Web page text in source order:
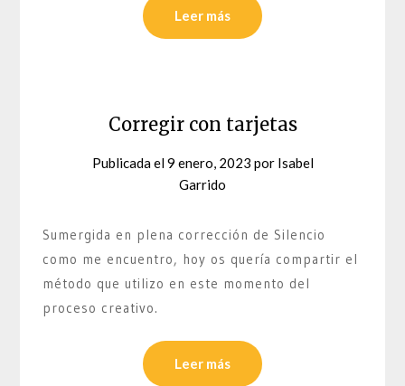
Leer más
Corregir con tarjetas
Publicada el9 enero, 2023 por Isabel
Garrido
Sumergida en plena corrección de Silencio
como me encuentro, hoy os quería compartir el
método que utilizo en este momento del
proceso creativo.
Leer más